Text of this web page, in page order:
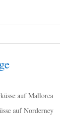
auf Mallorca
auf Norderney